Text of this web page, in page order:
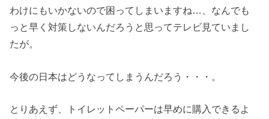
わけにもいかないので困ってしまいますね…、なんでも
っと早く対策しないんだろうと思ってテレビ見ていまし
たが。
今後の日本はどうなってしまうんだろう・・・。
とりあえず、トイレットペーパーは早めに購入できるよ